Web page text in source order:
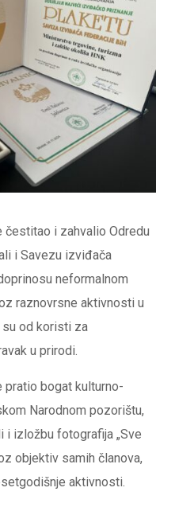
čestitao i zahvalio Odredu
i Savezu izviđača
neformalnom
raznovrsne aktivnosti u
su od koristi za
u prirodi.
pratio bogat kulturno-
Narodnom pozorištu,
izložbu fotografija „Sve
objektiv samih članova,
aktivnosti.